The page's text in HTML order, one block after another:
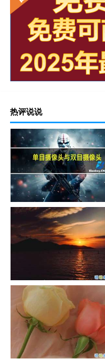
热评说说
单目摄像头与双目摄像头
日出文案温柔句子 看日出的微
信说说配图